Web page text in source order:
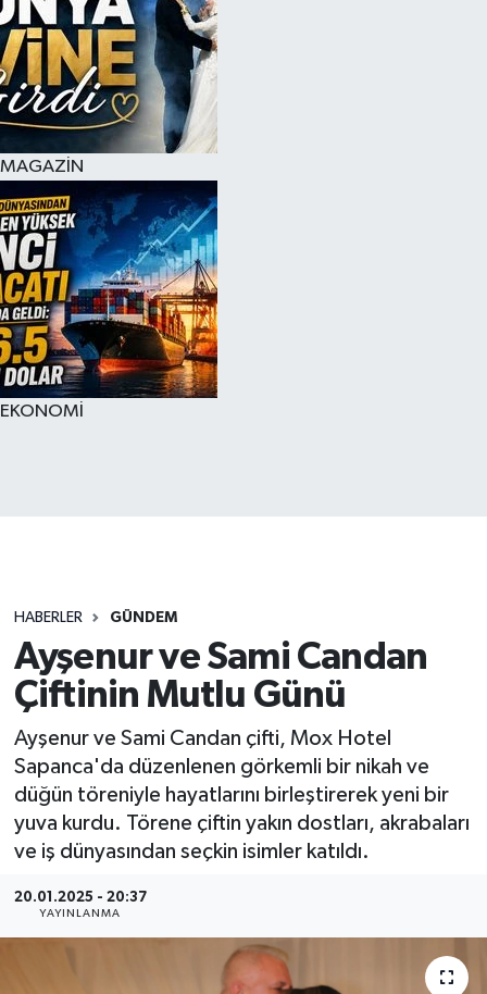
MAGAZİN
EKONOMİ
HABERLER GÜNDEM
Ayşenur ve Sami Candan
Çiftinin Mutlu Günü
Ayşenur ve Sami Candan çifti, Mox Hotel
Sapanca'da düzenlenen görkemli bir nikah ve
düğün töreniyle hayatlarını birleştirerek yeni bir
yuva kurdu. Törene çiftin yakın dostları, akrabaları
ve iş dünyasından seçkin isimler katıldı.
20.01.2025 - 20:37
YAYINLANMA